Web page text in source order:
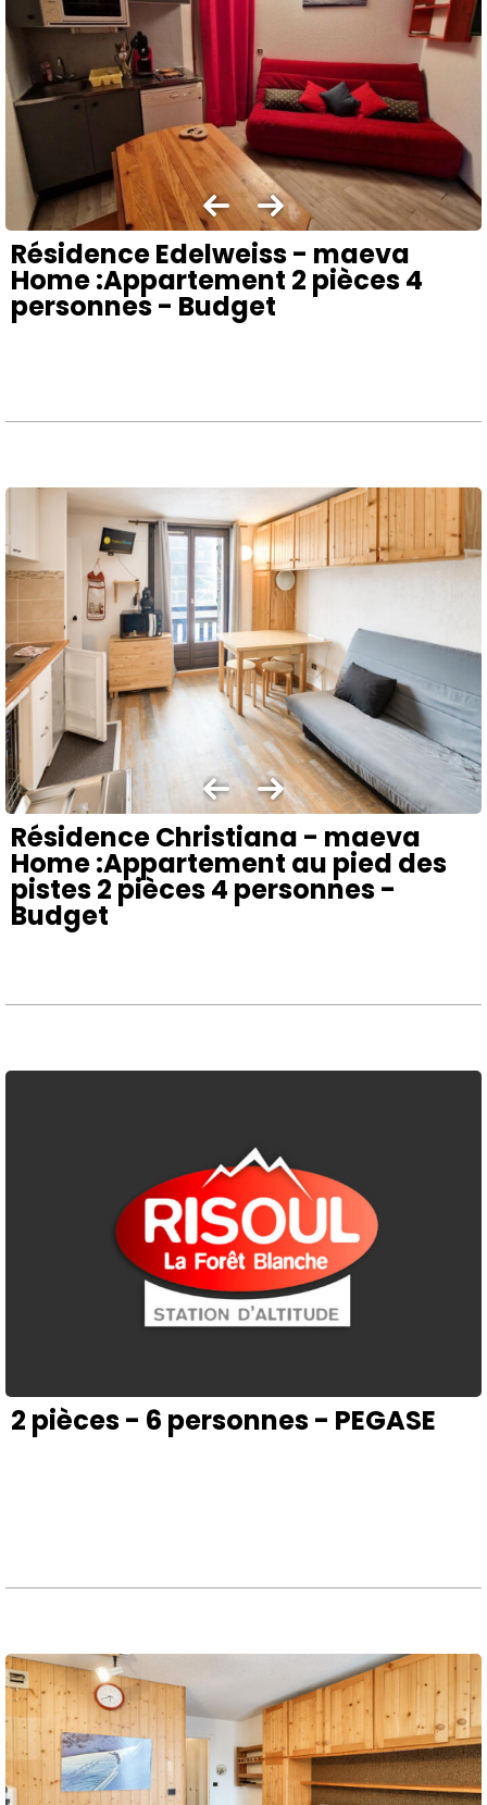
Résidence Edelweiss - maeva
Home :Appartement 2 pièces 4
personnes - Budget
Résidence Christiana - maeva
Home :Appartement au pied des
pistes 2 pièces 4 personnes -
Budget
2 pièces - 6 personnes - PEGASE